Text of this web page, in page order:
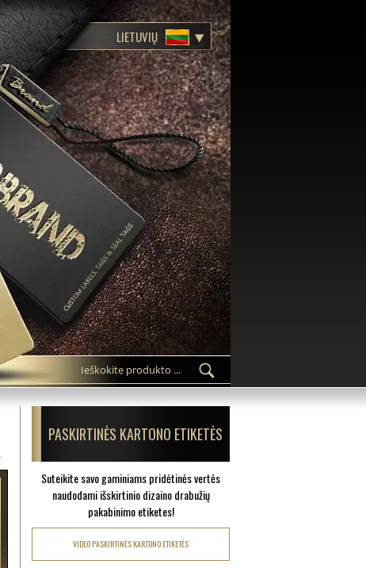
LIETUVIŲ
PASKIRTINĖS KARTONO ETIKETĖS
Suteikite savo gaminiams pridėtinės vertės
naudodami išskirtinio dizaino drabužių
pakabinimo etiketes!
VIDEO PASKIRTINĖS KARTONO ETIKETĖS